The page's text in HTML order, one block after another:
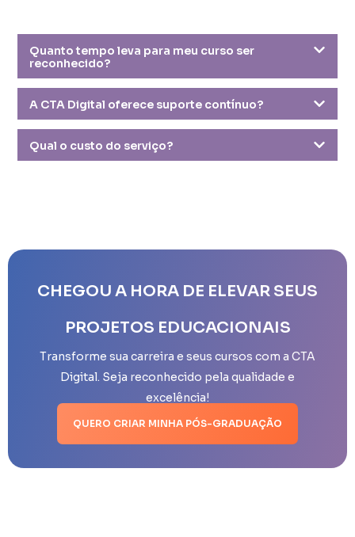
Quanto tempo leva para meu curso ser
reconhecido?
A CTA Digital oferece suporte contínuo?
Qual o custo do serviço?
CHEGOU A HORA DE ELEVAR SEUS
PROJETOS EDUCACIONAIS
Transforme sua carreira e seus cursos com a CTA
Digital. Seja reconhecido pela qualidade e
excelência!
QUERO CRIAR MINHA PÓS-GRADUAÇÃO